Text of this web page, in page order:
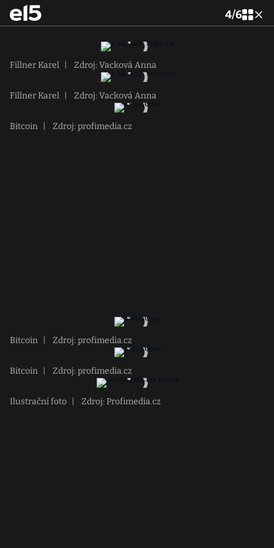
4/6
Fillner Karel Zdroj: Vacková Anna
Fillner Karel Zdroj: Vacková Anna
Bitcoin Zdroj: profimedia.cz
Bitcoin Zdroj: profimedia.cz
Bitcoin Zdroj: profimedia.cz
Ilustrační foto Zdroj: Profimedia.cz